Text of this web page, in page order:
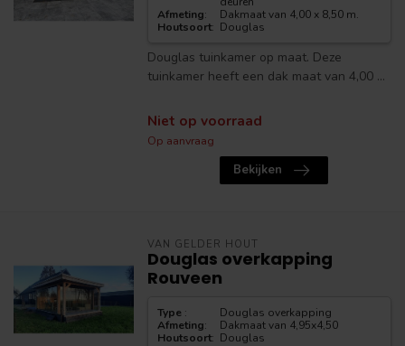
Afmeting:
Dakmaat van 4,00 x 8,50 m.
Houtsoort: Douglas
Douglas tuinkamer op maat. Deze
tuinkamer heeft een dak maat van 4,00 ...
Niet op voorraad
Op aanvraag
Bekijken
VAN GELDER HOUT
Douglas overkapping
Rouveen
Type :
Douglas overkapping
Afmeting:
Dakmaat van 4,95x4,50
Houtsoort: Douglas